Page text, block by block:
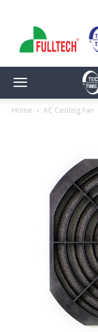
Home AC Cooling Fan